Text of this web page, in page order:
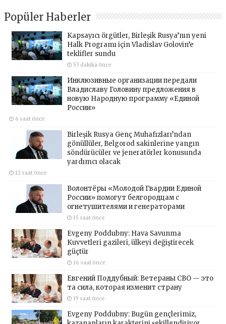
Popüler Haberler
Kapsayıcı örgütler, Birleşik Rusya’nın yeni
Halk Programı için Vladislav Golovin’e
teklifler sundu
57 dakika önce
Инклюзивные организации передали
Владиславу Головину предложения в
новую Народную программу «Единой
России»
6 saat önce
Birleşik Rusya Genç Muhafızları’ndan
gönüllüler, Belgorod sakinlerine yangın
söndürücüler ve jeneratörler konusunda
yardımcı olacak
12 saat önce
Волонтёры «Молодой Гвардии Единой
России» помогут белгородцам с
огнетушителями и генераторами
15 saat önce
Evgeny Poddubny: Hava Savunma
Kuvvetleri gazileri, ülkeyi değiştirecek
güçtür
16 saat önce
Евгений Поддубный: Ветераны СВО — это
та сила, которая изменит страну
19 saat önce
Evgeny Poddubny: Bugün gençlerimiz,